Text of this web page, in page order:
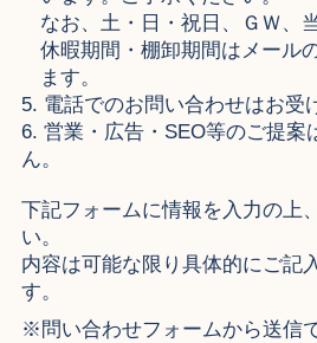
なお、土・日・祝日、ＧＷ、
休暇期間・棚卸期間はメール
ます。
5. 電話でのお問い合わせはお受
6. 営業・広告・SEO等のご提案
ん。
下記フォームに情報を入力の上
い。
内容は可能な限り具体的にご記
す。
※問い合わせフォームから送信